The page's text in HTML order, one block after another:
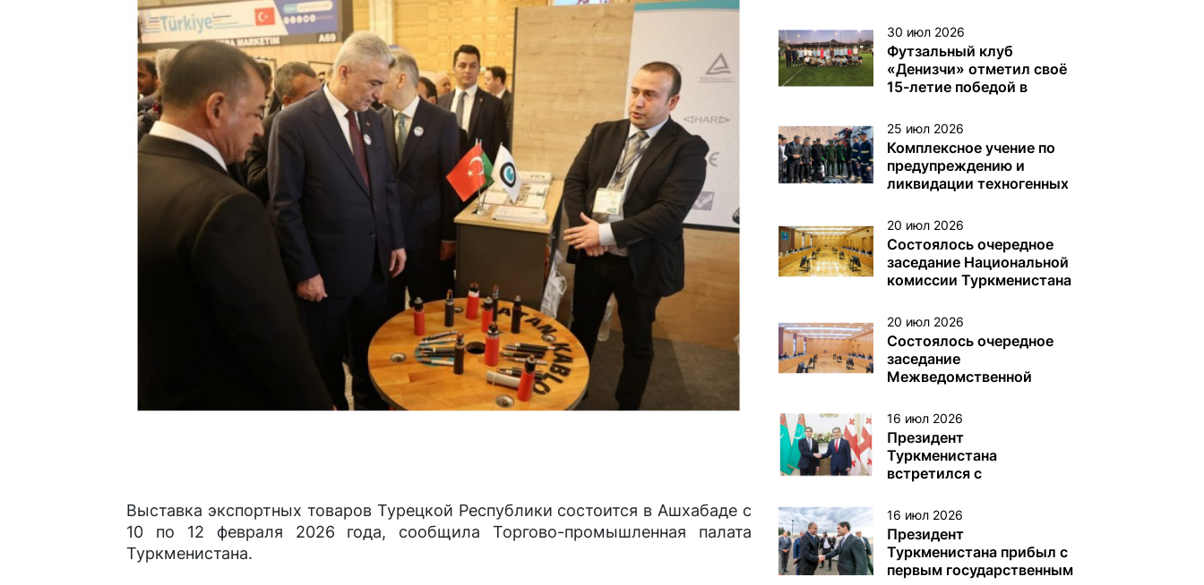
Выставка экспортных товаров Турецкой Республики состоится в Ашхабаде с
10 по 12 февраля 2026 года, сообщила Торгово-промышленная палата
Туркменистана.
30 июл 2026
Футзальный клуб
«Денизчи» отметил своё
15-летие победой в
«Денизчи»
25 июл 2026
Комплексное учение по
предупреждению и
ликвидации техногенных
нефтегазодобывающих
платформах и других
объектах (сооружениях)
различного назначения в
туркменском секторе
20 июл 2026
Состоялось очередное
заседание Национальной
комиссии Туркменистана
20 июл 2026
Состоялось очередное
заседание
Межведомственной
по вопросам Каспийского
моря
16 июл 2026
Президент
Туркменистана
встретился с
16 июл 2026
Президент
Туркменистана прибыл с
первым государственным